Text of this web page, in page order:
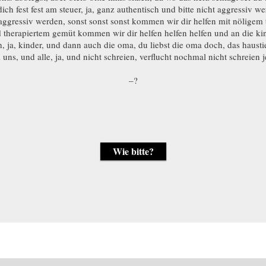
fest fest am steuer, ja, ganz authentisch und bitte nicht aggressiv
werden, sonst sonst sonst kommen wir dir helfen mit
therapiertem gemüt kommen wir dir helfen helfen helfen und an die
ja, kinder, und dann auch die oma, du liebst die oma doch, das
uns, und alle, ja, und nicht schreien, verflucht nochmal nicht schreien
–?
Wie bitte?